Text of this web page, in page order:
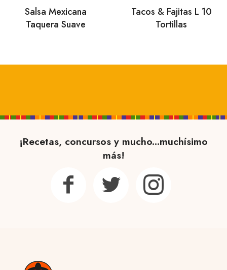
Salsa Mexicana
Taquera Suave
Tacos & Fajitas L 10
Tortillas
¡Recetas, concursos y mucho...muchísimo
más!